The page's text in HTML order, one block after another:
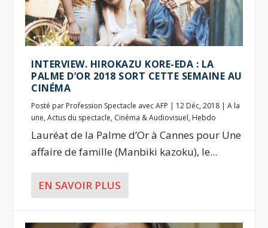
INTERVIEW. HIROKAZU KORE-EDA : LA
PALME D’OR 2018 SORT CETTE SEMAINE AU
CINÉMA
Posté par Profession Spectacle avec AFP | 12 Déc, 2018 |A la
une,Actus du spectacle, Cinéma & Audiovisuel, Hebdo
Lauréat de la Palme d’Or à Cannes pour Une
affaire de famille (Manbiki kazoku), le...
EN SAVOIR PLUS